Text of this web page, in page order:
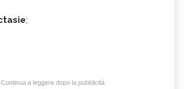
;
Continua a leggere dopo la pubblicità